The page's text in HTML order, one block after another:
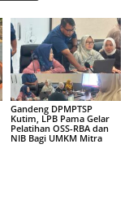
Gandeng DPMPTSP
Kutim, LPB Pama Gelar
Pelatihan OSS-RBA dan
NIB Bagi UMKM Mitra